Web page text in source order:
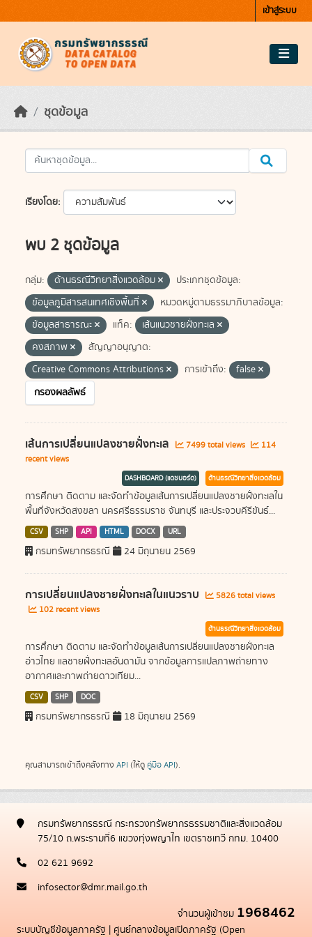
เข้าสู่ระบบ
ชุดข้อมูล
เรียงโดย
พบ 2 ชุดข้อมูล
กลุ่ม: ด้านธรณีวิทยาสิ่งแวดล้อม
ประเภทชุดข้อมูล:
ข้อมูลภูมิสารสนเทศเชิงพื้นที่
หมวดหมู่ตามธรรมาภิบาลข้อมูล:
ข้อมูลสาธารณะ
แท็ค:
เส้นแนวชายฝั่งทะเล
คงสภาพ
สัญญาอนุญาต:
Creative Commons Attributions
การเข้าถึง:
false
กรองผลลัพธ์
เส้นการเปลี่ยนแปลงชายฝั่งทะเล 7499 total views
114
recent views
DASHBOARD (แดชบอร์ด) ด้านธรณีวิทยาสิ่งแวดล้อม
การศึกษา ติดตาม และจัดทำข้อมูลเส้นการเปลี่ยนแปลงชายฝั่งทะเลใน
พื้นที่จังหวัดสงขลา นครศรีธรรมราช จันทบุรี และประจวบคีรีขันธ์...
CSV SHP API HTML DOCX URL
กรมทรัพยากรธรณี 24 มิถุนายน 2569
การเปลี่ยนแปลงชายฝั่งทะเลในแนวราบ
5826 total views
102 recent views
ด้านธรณีวิทยาสิ่งแวดล้อม
การศึกษา ติดตาม และจัดทำข้อมูลเส้นการเปลี่ยนแปลงชายฝั่งทะเล
อ่าวไทย แลชายฝั่งทะเลอันดามัน จากข้อมูลการแปลภาพถ่ายทาง
อากาศและภาพถ่ายดาวเทียม...
CSV SHP DOC
กรมทรัพยากรธรณี 18 มิถุนายน 2569
คุณสามารถเข้าถึงคลังทาง API (ให้ดู คู่มือ API).
กรมทรัพยากรธรณี กระทรวงทรัพยากรธรรมชาติและสิ่งแวดล้อม
75/10 ถ.พระรามที่6 แขวงทุ่งพญาไท เขตราชเทวี กทม. 10400
02 621 9692
infosector@dmr.mail.go.th
จำนวนผู้เข้าชม 1968462
ระบบบัญชีข้อมูลภาครัฐ | ศูนย์กลางข้อมูลเปิดภาครัฐ (Open